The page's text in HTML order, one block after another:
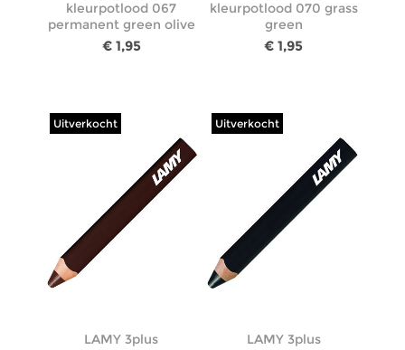
kleurpotlood 067
permanent green olive
€ 1,95
kleurpotlood 070 grass
green
€ 1,95
Uitverkocht
LAMY 3plus
Uitverkocht
LAMY 3plus